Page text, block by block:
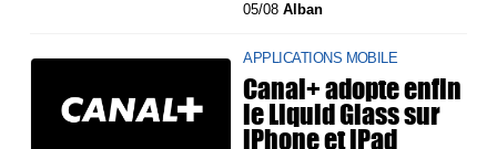
05/08Alban
APPLICATIONS MOBILE
Canal+ adopte enfin
le Liquid Glass sur
iPhone et iPad